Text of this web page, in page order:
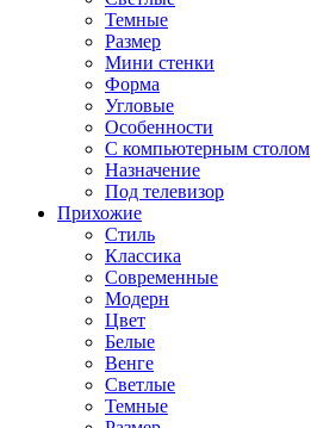
Темные
Размер
Мини стенки
Форма
Угловые
Особенности
С компьютерным столом
Назначение
Под телевизор
Прихожие
Стиль
Классика
Современные
Модерн
Цвет
Белые
Венге
Светлые
Темные